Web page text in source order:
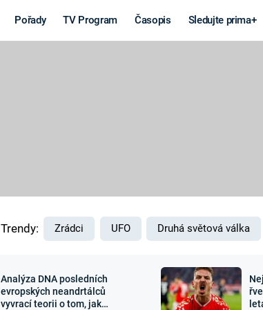
Pořady TV Program Časopis Sledujte prima+
MARS
Výročí
Záhady a
Trendy: Zrádci UFO Druhá světová válka
Analýza DNA posledních
evropských neandrtálců
vyvrací teorii o tom, jak